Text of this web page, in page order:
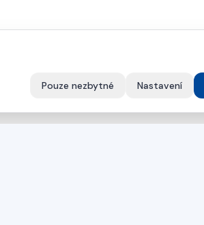
Pouze nezbytné Nastavení